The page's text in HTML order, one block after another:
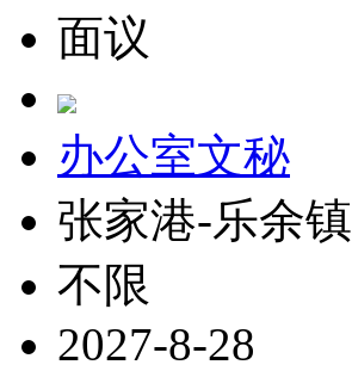
面议
办公室文秘
张家港-乐余镇
不限
2027-8-28